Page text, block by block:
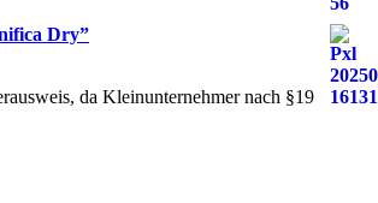
Dry”
da Kleinunternehmer nach §19